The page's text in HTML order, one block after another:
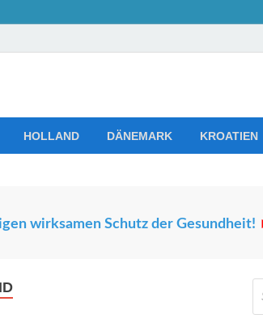
HOLLAND DÄNEMARK KROATIEN
wirksamen Schutz der Gesundheit!